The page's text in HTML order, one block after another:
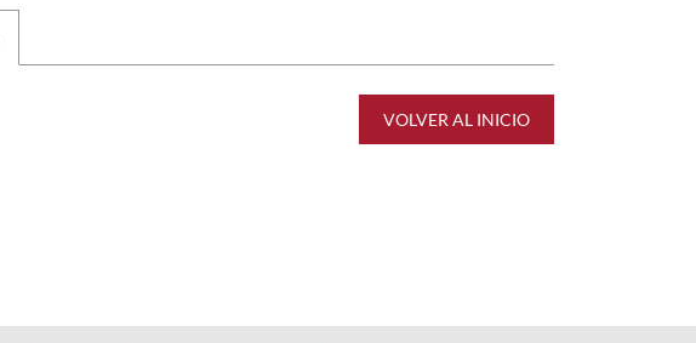
VOLVER AL INICIO